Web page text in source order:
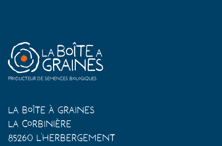
Producteur de semences biologiques
La Boîte à Graines
La Corbinière
85260 L'Herbergement